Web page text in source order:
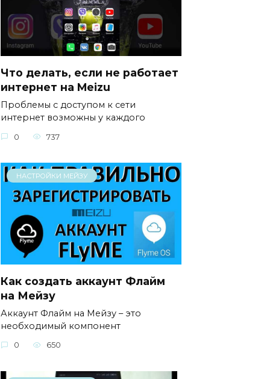
Что делать, если не работает
интернет на Meizu
Проблемы с доступом к сети
интернет возможны у каждого
0 737
НАСТРОЙКИ МЕЙЗУ
Как создать аккаунт Флайм
на Мейзу
Аккаунт Флайм на Мейзу – это
необходимый компонент
0 650